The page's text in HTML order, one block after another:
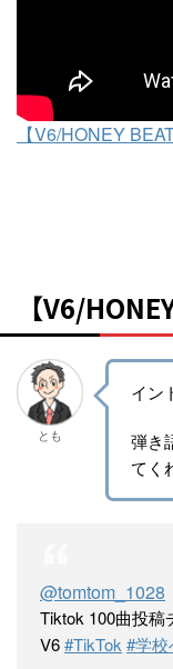
【V6/HONEY
【V6/
とも
イン
弾き
てく
@tomtom_1028
Tiktok 100曲投稿
V6#TikTok #学校